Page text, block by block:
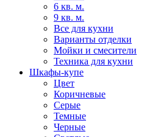
6 кв. м.
9 кв. м.
Все для кухни
Варианты отделки
Мойки и смесители
Техника для кухни
Шкафы-купе
Цвет
Коричневые
Серые
Темные
Черные